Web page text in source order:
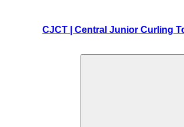
CJCT | Central Junior Curling